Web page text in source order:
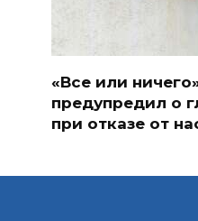
«Все или
предупредил о
при отказе от